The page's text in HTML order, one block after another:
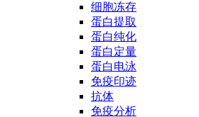
细胞冻存
蛋白提取
蛋白纯化
蛋白定量
蛋白电泳
免疫印迹
抗体
免疫分析